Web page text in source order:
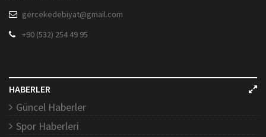
gercekedebiyat@gmail.com
+90 (532) 254 49 95
HABERLER
Güncel Haberler
Spor Haberleri